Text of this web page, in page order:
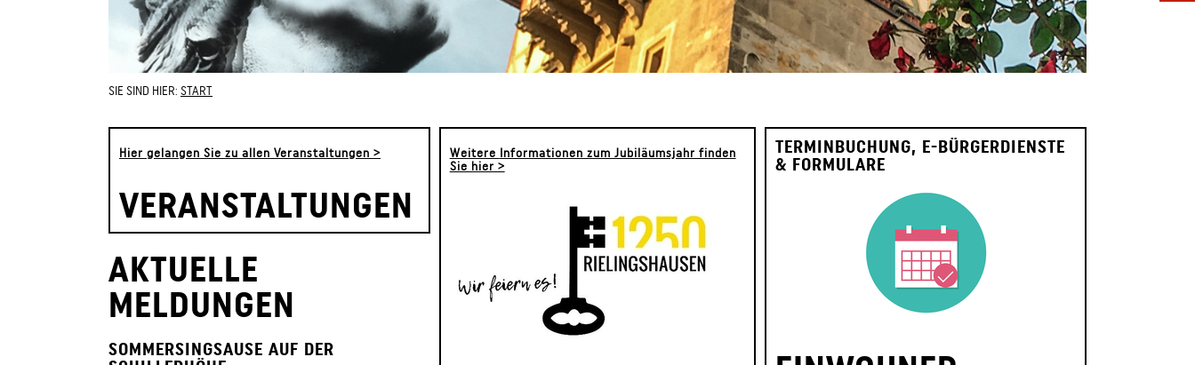
SIE SIND HIER: START
Hier gelangen Sie zu allen Veranstaltungen >
VERANSTALTUNGEN
AKTUELLE
MELDUNGEN
SOMMERSINGSAUSE AUF DER
Weitere Informationen zum Jubiläumsjahr finden
Sie hier >
TERMINBUCHUNG, E-BÜRGERDIENSTE
& FORMULARE